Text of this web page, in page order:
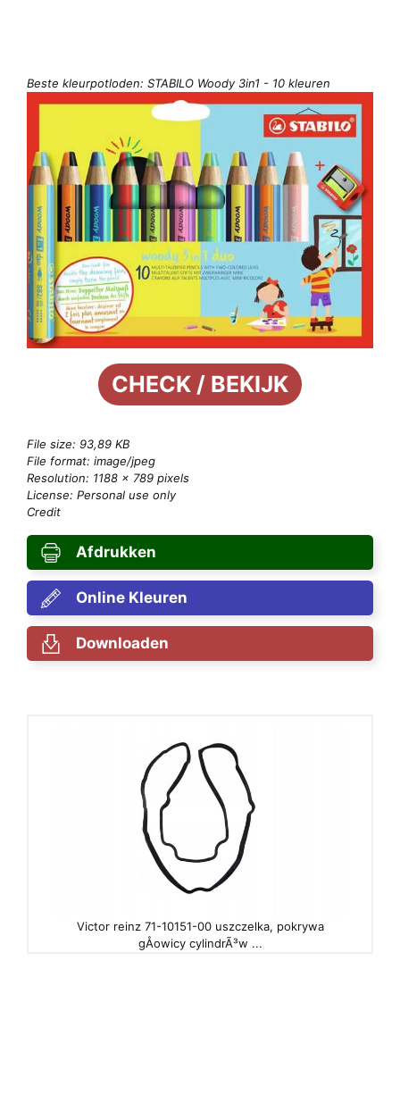
Beste kleurpotloden: STABILO Woody 3in1 - 10 kleuren
CHECK / BEKIJK
File size: 93,89 KB
File format: image/jpeg
Resolution: 1188 × 789 pixels
License: Personal use only
Credit
Afdrukken
Online Kleuren
Downloaden
Victor reinz 71-10151-00 uszczelka, pokrywa
gÅowicy cylindrÃ³w ...